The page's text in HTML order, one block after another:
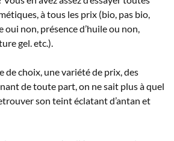
à tous les prix (bio, pas bio,
oui non, présence d’huile ou non,
gel. etc.).
choix, une variété de prix, des
de toute part, on ne sait plus à quel
son teint éclatant d’antan et